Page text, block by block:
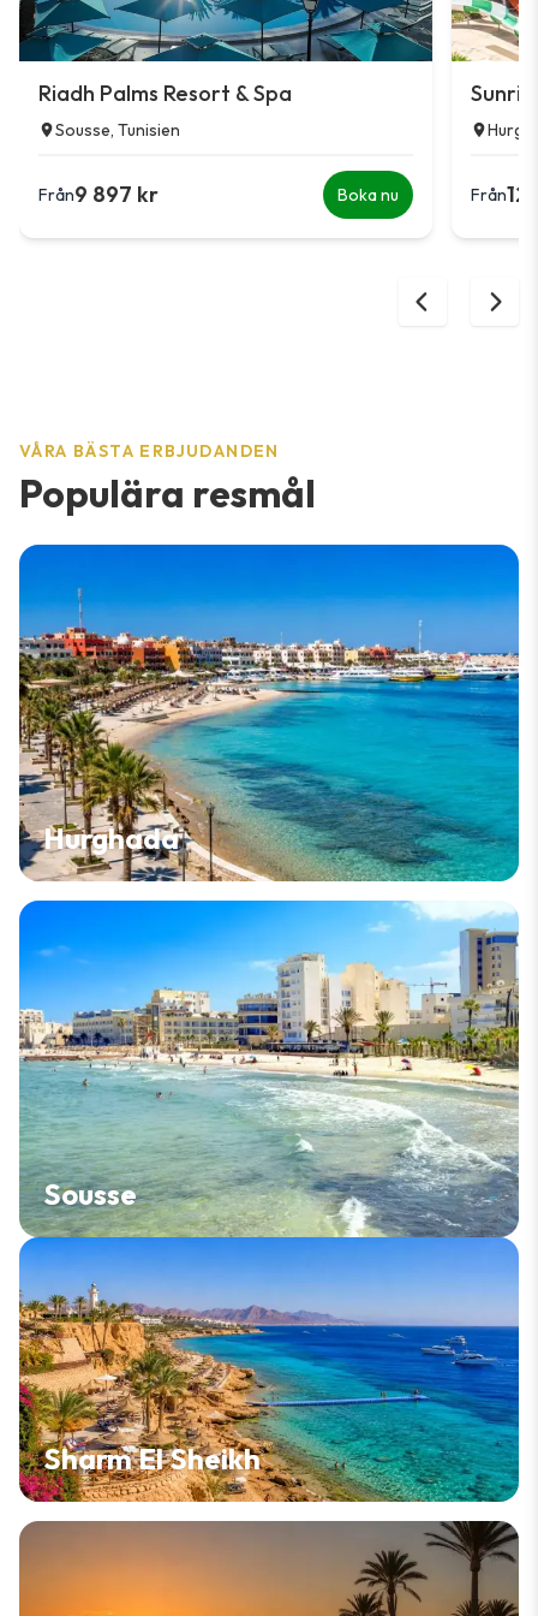
Riadh Palms Resort & Spa
Sousse, Tunisien
Från9 897 kr Boka nu Från12
VÅRA BÄSTA ERBJUDANDEN
Populära resmål
Hurghada
Sousse
Sharm El Sheikh